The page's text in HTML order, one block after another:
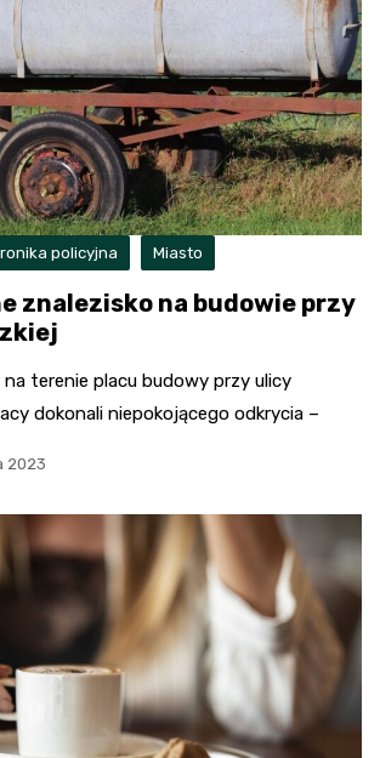
policyjna Miasto
znalezisko na budowie przy
terenie placu budowy przy ulicy
dokonali niepokojącego odkrycia –
2023